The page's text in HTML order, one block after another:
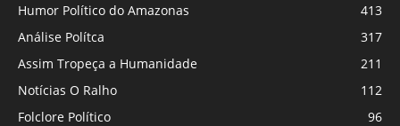
Humor Político do Amazonas
413
Análise Polítca
317
Assim Tropeça a Humanidade
211
Notícias O Ralho
112
Folclore Político
96